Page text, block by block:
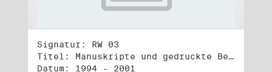
Signatur: RW 03
Titel: Manuskripte und gedruckte Belege (3)
Datum: 1994 - 2001